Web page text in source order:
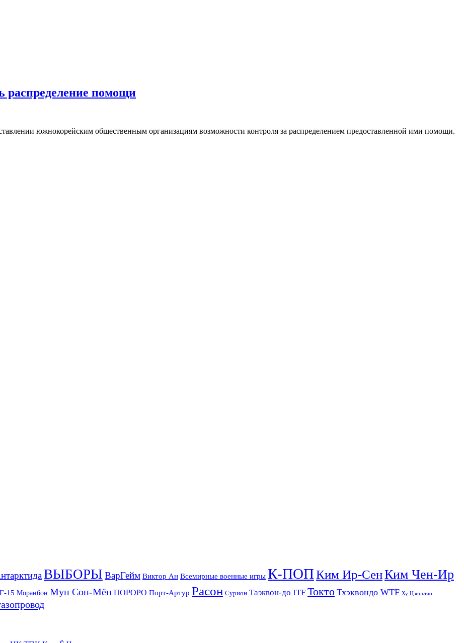
распределение помощи
южнокорейским общественным организациям возможности контроля за распределением предоставленной ими помощи.
ВЫБОРЫ ВарГейм Виктор Ан Всемирные военные игры К-ПОПКим Ир-СенКим Чен-Ир
15 Моранбон Мун Сон-Мён ПОРОРО Порт-Артур Расон Сурион Таэквон-до ITF Токто Тхэквондо WTF Ху Цзиньтао